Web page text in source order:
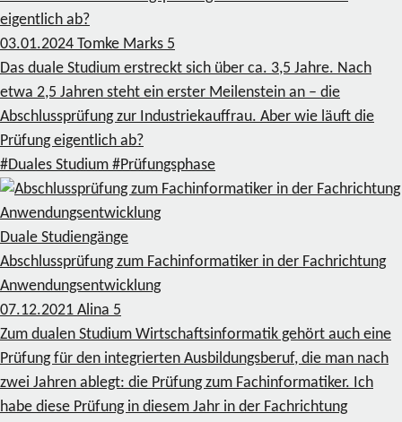
eigentlich ab?
03.01.2024 Tomke Marks 5
Das duale Studium erstreckt sich über ca. 3,5 Jahre. Nach
etwa 2,5 Jahren steht ein erster Meilenstein an – die
Abschlussprüfung zur Industriekauffrau. Aber wie läuft die
Prüfung eigentlich ab?
#Duales Studium #Prüfungsphase
Duale Studiengänge
Abschlussprüfung zum Fachinformatiker in der Fachrichtung
Anwendungsentwicklung
07.12.2021 Alina 5
Zum dualen Studium Wirtschaftsinformatik gehört auch eine
Prüfung für den integrierten Ausbildungsberuf, die man nach
zwei Jahren ablegt: die Prüfung zum Fachinformatiker. Ich
habe diese Prüfung in diesem Jahr in der Fachrichtung